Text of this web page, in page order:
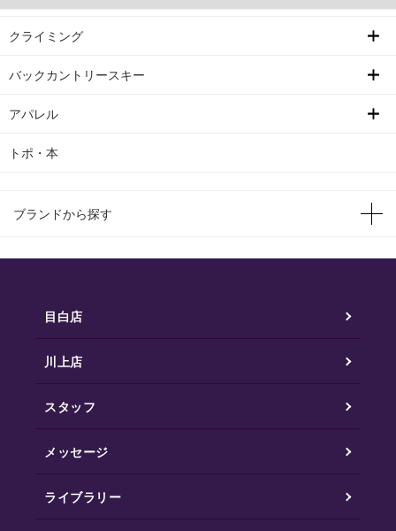
クライミング
バックカントリースキー
アパレル
トポ・本
ブランドから探す
目白店
川上店
スタッフ
メッセージ
ライブラリー